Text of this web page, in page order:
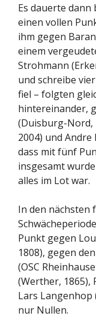
Es dauerte
einen vollen
ihm gegen
einem
Strohmann
und schreibe
fiel – folgten
hintereinander,
(Duisburg-Nord,
2004) und
dass mit fünf
insgesamt
alles im Lot war.
In den nächsten
Punkt gegen
1808), gegen
(OSC
(Werther, 1865),
Lars Langenhop
nur Nullen.